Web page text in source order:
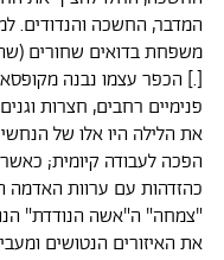
המדבר, החשכה והנדודים.
משפחת בדואים שחורים
[.] הכפר עצמו נבנה
פנימיים רחבים, חצרות
את הלילה היו אלו של
הפכה לעבודה קיומית;
כהזדהות עם ערוות האדמה
"צמחה" ה"אשה הנודדת"
את האיזורים הנטושים